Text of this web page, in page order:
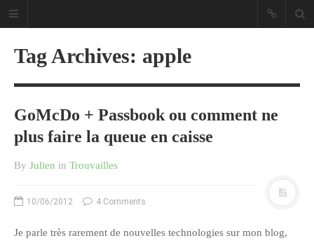
CATÉGORIES
Ailleurs
Créa
Tag Archives: apple
GoMcDo + Passbook ou comment ne
plus faire la queue en caisse
By Julien in Trouvailles
10/06/2012 4 Comments
Je parle très rarement de nouvelles technologies sur mon blog,